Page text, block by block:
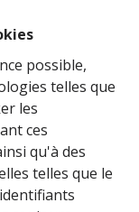
possible,
telles que
les
ces
qu'à des
telles que le
présente cette
sur un terrain
de 165m² avec
WC et vestiaire
cuisine ouverte
2 chambres (ou
d'eau avec
paysagées,